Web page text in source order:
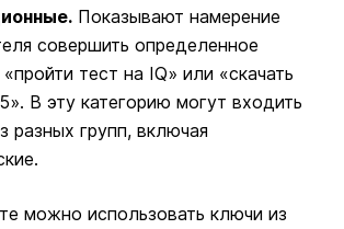
Показывают намерение
совершить определенное
тест на IQ» или «скачать
В эту категорию могут входить
разных групп, включая
можно использовать ключи из